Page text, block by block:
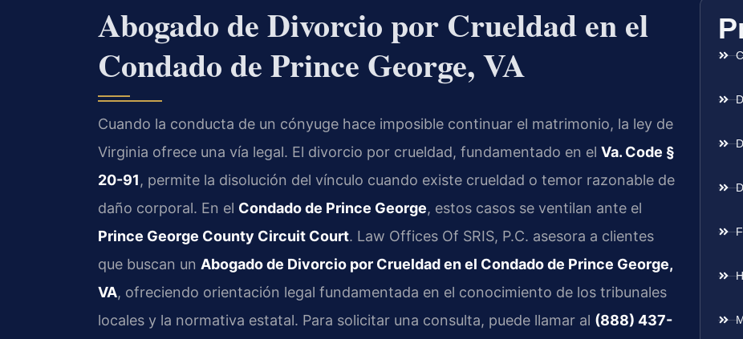
Abogado de Divorcio por Crueldad en el
Condado de Prince George, VA
Cuando la conducta de un cónyuge hace imposible continuar el matrimonio, la ley de
Virginia ofrece una vía legal. El divorcio por crueldad, fundamentado en el Va. Code §
20-91, permite la disolución del vínculo cuando existe crueldad o temor razonable de
daño corporal. En el Condado de Prince George, estos casos se ventilan ante el
Prince George County Circuit Court. Law Offices Of SRIS, P.C. asesora a clientes
que buscan un Abogado de Divorcio por Crueldad en el Condado de Prince George,
VA, ofreciendo orientación legal fundamentada en el conocimiento de los tribunales
locales y la normativa estatal. Para solicitar una consulta, puede llamar al (888) 437-